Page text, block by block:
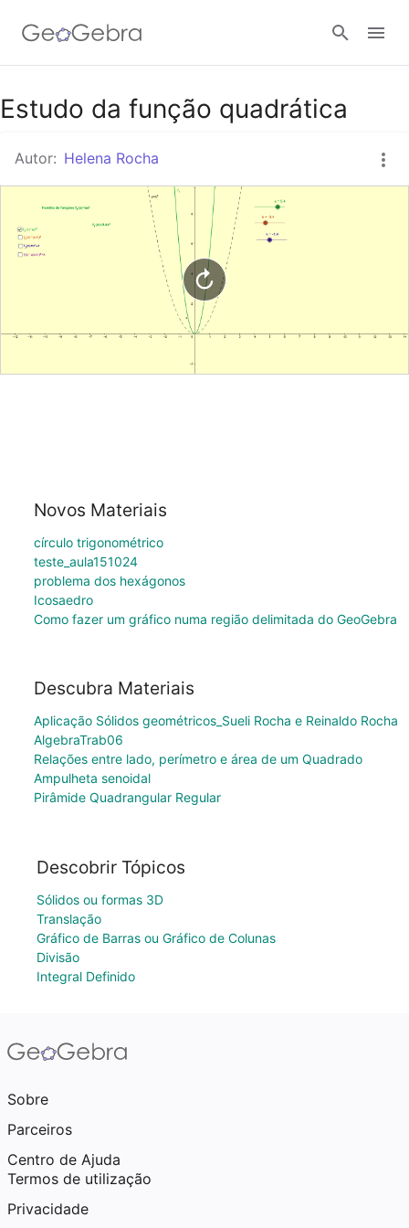
Google Classroom
GeoGebra Classroom
Entrar
Estudo da função quadrática
Autor: Helena Rocha
Novos Materiais
círculo trigonométrico
teste_aula151024
problema dos hexágonos
Icosaedro
Como fazer um gráfico numa região delimitada do GeoGebra
Descubra Materiais
Aplicação Sólidos geométricos_Sueli Rocha e Reinaldo Rocha
AlgebraTrab06
Relações entre lado, perímetro e área de um Quadrado
Ampulheta senoidal
Pirâmide Quadrangular Regular
Descobrir Tópicos
Sólidos ou formas 3D
Translação
Gráfico de Barras ou Gráfico de Colunas
Divisão
Integral Definido
Sobre
Parceiros
Centro de Ajuda
Termos de utilização
Privacidade